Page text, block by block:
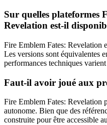
Sur quelles plateformes
Revelation est-il
Fire Emblem Fates: Revelation
Les versions sont équivalentes
performances techniques
Faut-il avoir joué aux
Fire Emblem Fates: Revelation
autonome. Bien que des
construite pour être accessible